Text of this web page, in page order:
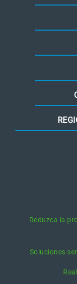
Reduzca la
Soluciones